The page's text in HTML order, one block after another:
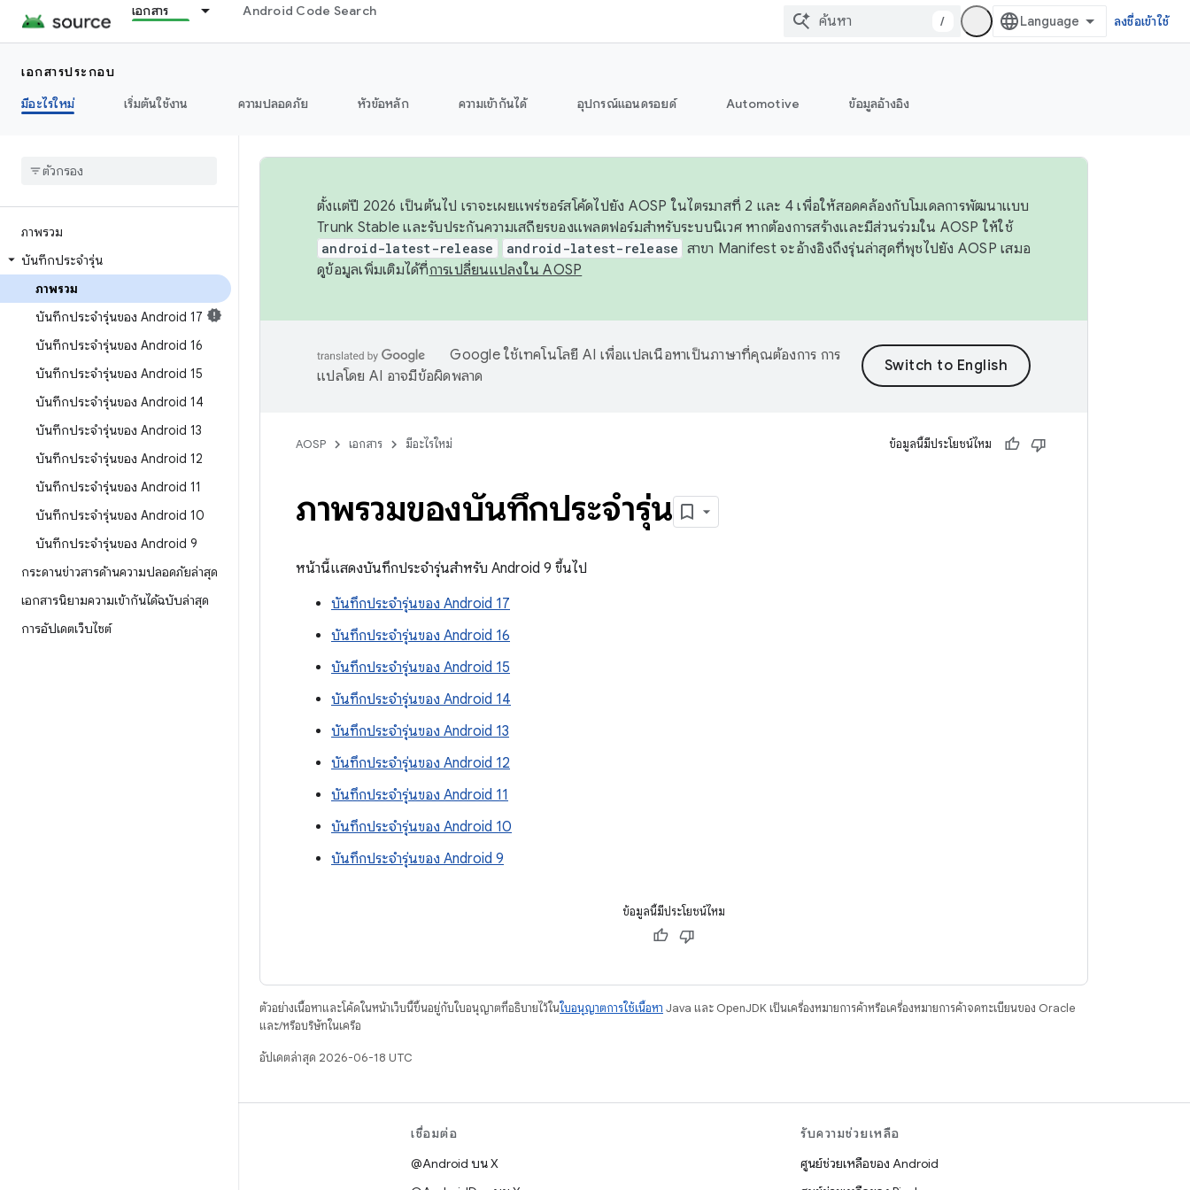
เอกสาร Android Code Search
/ ลงชื่อเข้าใช้
เอกสารประกอบ
มีอะไรใหม่
เริ่มต้นใช้งาน ความปลอดภัย หัวข้อหลัก ความเข้ากันได้ อุปกรณ์แอนดรอยด์ Automotive ข้อมูลอ้างอิง
ภาพรวม
บันทึกประจำรุ่น
ภาพรวม
บันทึกประจำรุ่นของ Android 17
บันทึกประจำรุ่นของ Android 16
บันทึกประจำรุ่นของ Android 15
บันทึกประจำรุ่นของ Android 14
บันทึกประจำรุ่นของ Android 13
บันทึกประจำรุ่นของ Android 12
บันทึกประจำรุ่นของ Android 11
บันทึกประจำรุ่นของ Android 10
บันทึกประจำรุ่นของ Android 9
กระดานข่าวสารด้านความปลอดภัยล่าสุด
เอกสารนิยามความเข้ากันได้ฉบับล่าสุด
การอัปเดตเว็บไซต์
ตั้งแต่ปี 2026 เป็นต้นไป เราจะเผยแพร่ซอร์สโค้ดไปยัง AOSP ในไตรมาสที่ 2 และ 4 เพื่อให้สอดคล้องกับโมเดลการพัฒนาแบบ
Trunk Stable และรับประกันความเสถียรของแพลตฟอร์มสำหรับระบบนิเวศ หากต้องการสร้างและมีส่วนร่วมใน AOSP ให้ใช้
android-latest-release android-latest-release สาขา Manifest จะอ้างอิงถึงรุ่นล่าสุดที่พุชไปยัง AOSP เสมอ
ดูข้อมูลเพิ่มเติมได้ที่การเปลี่ยนแปลงใน AOSP
Google ใช้เทคโนโลยี AI เพื่อแปลเนื้อหาเป็นภาษาที่คุณต้องการ การ
แปลโดย AI อาจมีข้อผิดพลาด
AOSP เอกสาร มีอะไรใหม่ ข้อมูลนี้มีประโยชน์ไหม
ภาพรวมของบันทึกประจำรุ่น
หน้านี้แสดงบันทึกประจำรุ่นสำหรับ Android 9 ขึ้นไป
บันทึกประจำรุ่นของ Android 17
บันทึกประจำรุ่นของ Android 16
บันทึกประจำรุ่นของ Android 15
บันทึกประจำรุ่นของ Android 14
บันทึกประจำรุ่นของ Android 13
บันทึกประจำรุ่นของ Android 12
บันทึกประจำรุ่นของ Android 11
บันทึกประจำรุ่นของ Android 10
บันทึกประจำรุ่นของ Android 9
ข้อมูลนี้มีประโยชน์ไหม
ตัวอย่างเนื้อหาและโค้ดในหน้าเว็บนี้ขึ้นอยู่กับใบอนุญาตที่อธิบายไว้ในใบอนุญาตการใช้เนื้อหา Java และ OpenJDK เป็นเครื่องหมายการค้าหรือเครื่องหมายการค้าจดทะเบียนของ Oracle
และ/หรือบริษัทในเครือ
อัปเดตล่าสุด 2026-06-18 UTC
เชื่อมต่อ
@Android บน X
รับความช่วยเหลือ
ศูนย์ช่วยเหลือของ Android